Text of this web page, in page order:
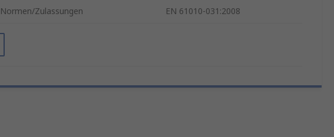
Normen/Zulassungen EN 61010-031:2008